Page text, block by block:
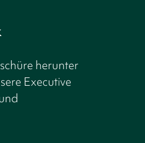
herunter
Executive